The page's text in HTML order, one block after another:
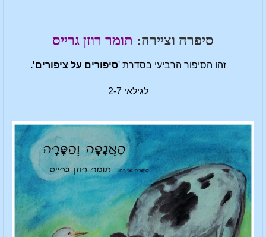
סיפרה וציירה: תומר רוזן גרייס
זהו הסיפור הרביעי בסדרת 'סיפורים על ציפורים'.
לגילאי 2-7